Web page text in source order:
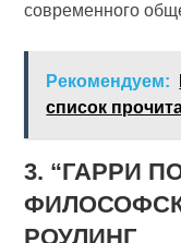
современного
Рекомендуем:
список
3. “ГАРРИ
РОУЛИНГ